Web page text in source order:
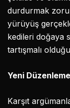
durdurmak
yürüyüş
kedileri doğaya
tartışmalı
Yeni
Karşıt